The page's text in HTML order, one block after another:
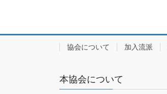
協会について 加入流派
本協会について